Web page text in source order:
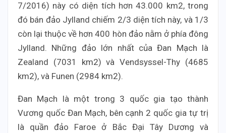
7/2016) này có diện tích hơn 43.000 km2, trong
đó bán đảo Jylland chiếm 2/3 diện tích này, và 1/3
còn lại thuộc về hơn 400 hòn đảo nằm ở phía đông
Jylland. Những đảo lớn nhất của Đan Mạch là
Zealand (7031 km2) và Vendsyssel-Thy (4685
km2), và Funen (2984 km2).
Đan Mạch là một trong 3 quốc gia tạo thành
Vương quốc Đan Mạch, bên cạnh 2 quốc gia tự trị
là quần đảo Faroe ở Bắc Đại Tây Dương và